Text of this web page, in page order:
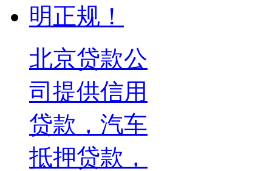
北京贷款公
司提供信用
贷款，汽车
抵押贷款，